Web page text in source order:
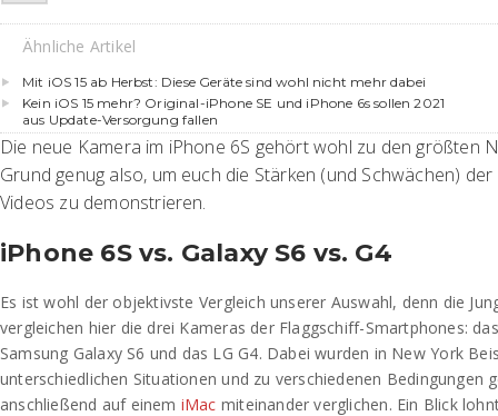
Ähnliche Artikel
Mit iOS 15 ab Herbst: Diese Geräte sind wohl nicht mehr dabei
Kein iOS 15 mehr? Original-iPhone SE und iPhone 6s sollen 2021
aus Update-Versorgung fallen
Die neue Kamera im iPhone 6S gehört wohl zu den größten
Grund genug also, um euch die Stärken (und Schwächen)
Videos zu demonstrieren.
iPhone 6S vs. Galaxy S6 vs. G4
Es ist wohl der objektivste Vergleich unserer Auswahl, denn die
vergleichen hier die drei Kameras der Flaggschiff-Smartphones:
Samsung Galaxy S6 und das LG G4. Dabei wurden in New York
unterschiedlichen Situationen und zu verschiedenen Bedingungen
anschließend auf einem iMac miteinander verglichen. Ein Blick